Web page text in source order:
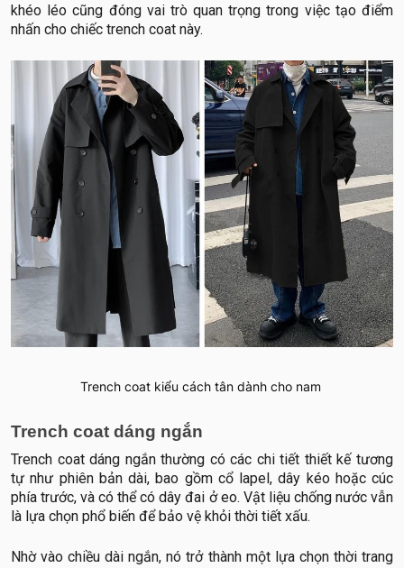
khéo léo cũng đóng vai trò quan trọng trong việc tạo điểm
nhấn cho chiếc trench coat này.
Trench coat kiểu cách tân dành cho nam
Trench coat dáng ngắn
Trench coat dáng ngắn thường có các chi tiết thiết kế tương
tự như phiên bản dài, bao gồm cổ lapel, dây kéo hoặc cúc
phía trước, và có thể có dây đai ở eo. Vật liệu chống nước vẫn
là lựa chọn phổ biến để bảo vệ khỏi thời tiết xấu.
Nhờ vào chiều dài ngắn, nó trở thành một lựa chọn thời trang